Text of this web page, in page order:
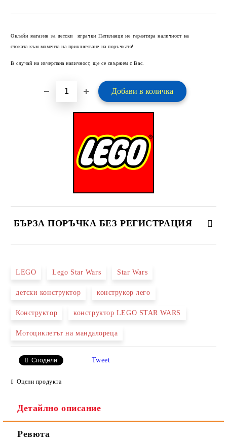
Онлайн магазин за детски играчки Патиланци не гарантира наличност на
стоката към момента на приключване на поръчката!
В случай на изчерпана наличност, ще се свържем с Вас.
БЪРЗА ПОРЪЧКА БЕЗ РЕГИСТРАЦИЯ
LEGO Lego Star Wars Star Wars
детски конструктор конструкор лего
Конструктор конструктор LEGO STAR WARS
Мотоциклетът на мандалореца
Сподели Tweet
Оцени продукта
Детайлно описание
Ревюта